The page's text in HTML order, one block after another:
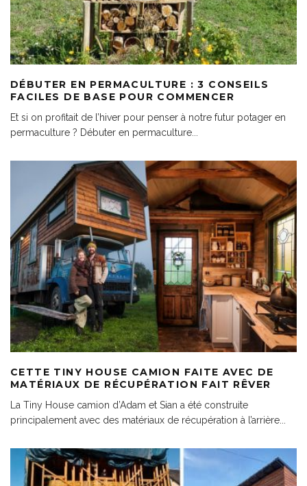
DÉBUTER EN PERMACULTURE : 3 CONSEILS
FACILES DE BASE POUR COMMENCER
Et si on profitait de l’hiver pour penser à notre futur potager en
permaculture ? Débuter en permaculture
CETTE TINY HOUSE CAMION FAITE AVEC DE
MATÉRIAUX DE RÉCUPÉRATION FAIT RÊVER
La Tiny House camion d’Adam et Sian a été construite
principalement avec des matériaux de récupération à l’arrière